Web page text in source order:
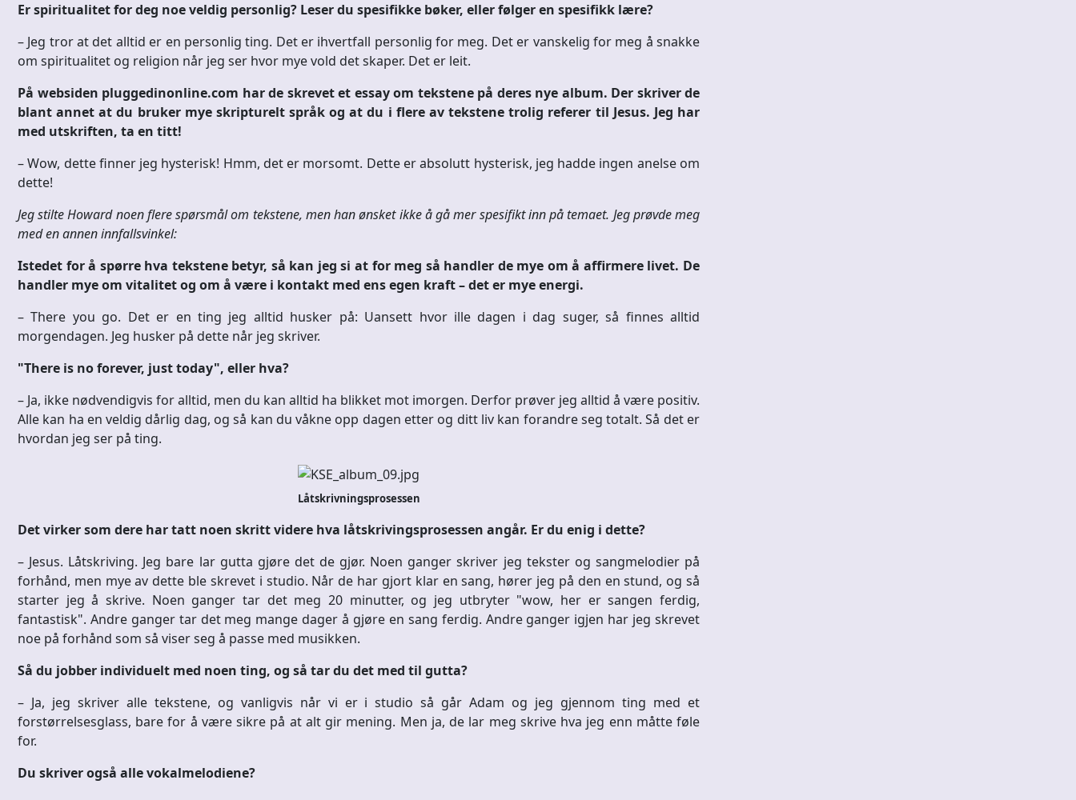
Er spiritualitet for deg noe veldig personlig? Leser du spesifikke bøker, eller følger en spesifikk lære?
– Jeg tror at det alltid er en personlig ting. Det er ihvertfall personlig for meg. Det er vanskelig for meg å snakke
om spiritualitet og religion når jeg ser hvor mye vold det skaper. Det er leit.
På websiden pluggedinonline.com har de skrevet et essay om tekstene på deres nye album. Der skriver de
blant annet at du bruker mye skripturelt språk og at du i flere av tekstene trolig referer til Jesus. Jeg har
med utskriften, ta en titt!
– Wow, dette finner jeg hysterisk! Hmm, det er morsomt. Dette er absolutt hysterisk, jeg hadde ingen anelse om
dette!
Jeg stilte Howard noen flere spørsmål om tekstene, men han ønsket ikke å gå mer spesifikt inn på temaet. Jeg prøvde meg
med en annen innfallsvinkel:
Istedet for å spørre hva tekstene betyr, så kan jeg si at for meg så handler de mye om å affirmere livet. De
handler mye om vitalitet og om å være i kontakt med ens egen kraft – det er mye energi.
– There you go. Det er en ting jeg alltid husker på: Uansett hvor ille dagen i dag suger, så finnes alltid
morgendagen. Jeg husker på dette når jeg skriver.
"There is no forever, just today", eller hva?
– Ja, ikke nødvendigvis for alltid, men du kan alltid ha blikket mot imorgen. Derfor prøver jeg alltid å være positiv.
Alle kan ha en veldig dårlig dag, og så kan du våkne opp dagen etter og ditt liv kan forandre seg totalt. Så det er
hvordan jeg ser på ting.
Låtskrivningsprosessen
Det virker som dere har tatt noen skritt videre hva låtskrivingsprosessen angår. Er du enig i dette?
– Jesus. Låtskriving. Jeg bare lar gutta gjøre det de gjør. Noen ganger skriver jeg tekster og sangmelodier på
forhånd, men mye av dette ble skrevet i studio. Når de har gjort klar en sang, hører jeg på den en stund, og så
starter jeg å skrive. Noen ganger tar det meg 20 minutter, og jeg utbryter "wow, her er sangen ferdig,
fantastisk". Andre ganger tar det meg mange dager å gjøre en sang ferdig. Andre ganger igjen har jeg skrevet
noe på forhånd som så viser seg å passe med musikken.
Så du jobber individuelt med noen ting, og så tar du det med til gutta?
– Ja, jeg skriver alle tekstene, og vanligvis når vi er i studio så går Adam og jeg gjennom ting med et
forstørrelsesglass, bare for å være sikre på at alt gir mening. Men ja, de lar meg skrive hva jeg enn måtte føle
for.
Du skriver også alle vokalmelodiene?